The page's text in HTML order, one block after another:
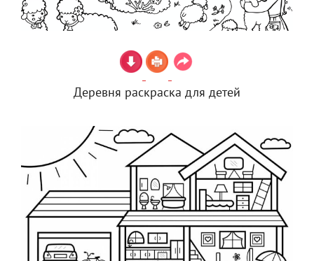
Деревня раскраска для детей